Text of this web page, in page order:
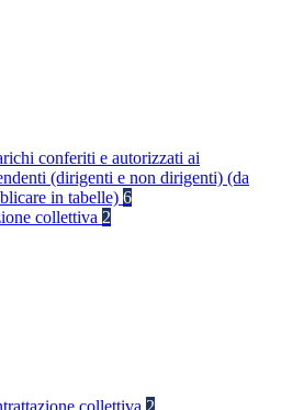
conferiti e autorizzati ai
(dirigenti e non dirigenti) (da
in tabelle) 6
collettiva 2